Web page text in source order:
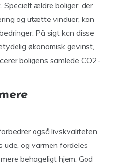
Specielt ældre boliger, der
og utætte vinduer, kan
På sigt kan disse
økonomisk gevinst,
boligens samlede CO2-
også livskvaliteten.
ude, og varmen fordeles
behageligt hjem. God